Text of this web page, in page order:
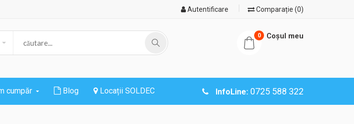
Autentificare Comparație (0)
0 Coşul meu
cumpăr Blog InfoLine: 0725 588 322
Locații SOLDEC